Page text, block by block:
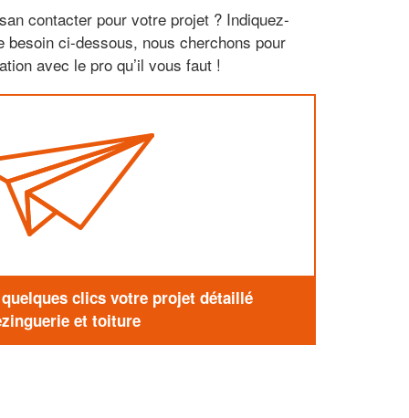
contacter pour votre projet ? Indiquez-
besoin ci-dessous, nous cherchons pour
avec le pro qu’il vous faut !
clics votre projet détaillé
et toiture